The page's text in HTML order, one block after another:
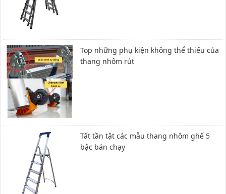
Top những phụ kiện không thể thiếu của
thang nhôm rút
Tất tần tật các mẫu thang nhôm ghế 5
bậc bán chạy